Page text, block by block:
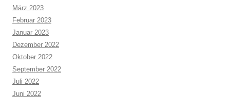
März 2023
Februar 2023
Januar 2023
Dezember 2022
Oktober 2022
September 2022
Juli 2022
Juni 2022